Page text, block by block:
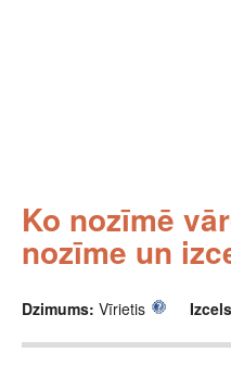
Ko nozīmē
nozīme un
Dzimums: Vīrietis